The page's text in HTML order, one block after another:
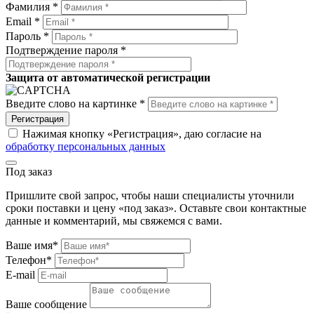
Фамилия *
Email *
Пароль *
Подтверждение пароля *
Защита от автоматической регистрации
Введите слово на картинке *
Регистрация
Нажимая кнопку «Регистрация», даю согласие на
обработку персональных данных
Под заказ
Пришлите свой запрос, чтобы наши специалисты уточнили
сроки поставки и цену «под заказ». Оставьте свои контактные
данные и комментарий, мы свяжемся с вами.
Ваше имя*
Телефон*
E-mail
Ваше сообщение